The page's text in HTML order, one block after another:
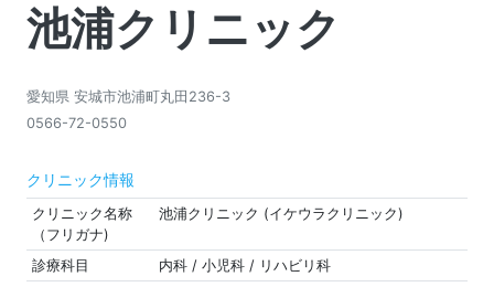
池浦クリニック
愛知県 安城市池浦町丸田236-3
0566-72-0550
クリニック情報
クリニック名称
（フリガナ)
池浦クリニック (イケウラクリニック)
診療科目
内科 / 小児科 / リハビリ科